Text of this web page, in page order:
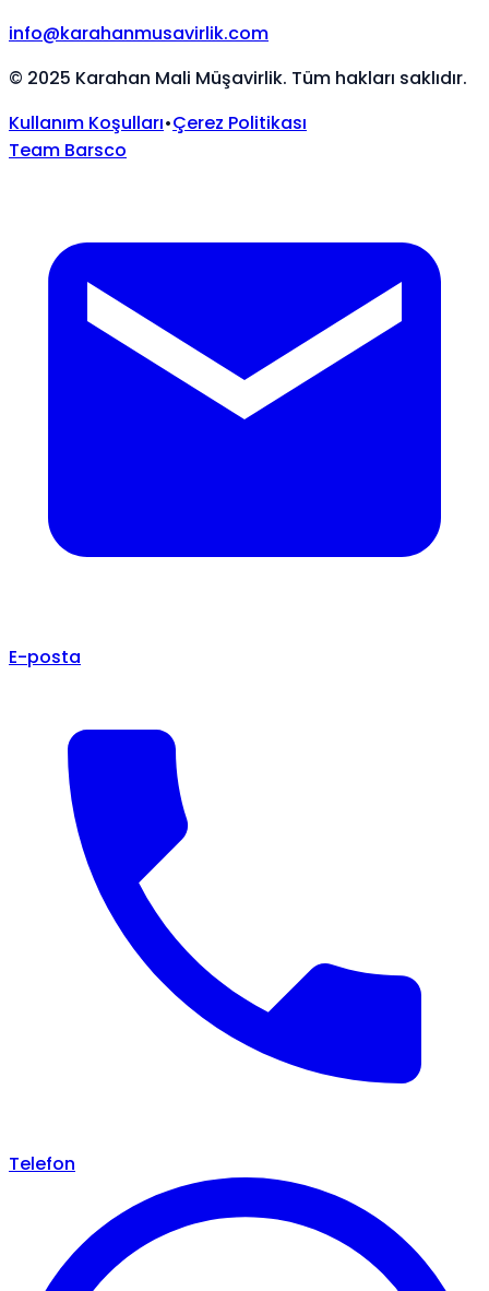
info@karahanmusavirlik.com
© 2025 Karahan Mali Müşavirlik. Tüm hakları saklıdır.
Kullanım Koşulları•Çerez Politikası
Team Barsco
E-posta
Telefon